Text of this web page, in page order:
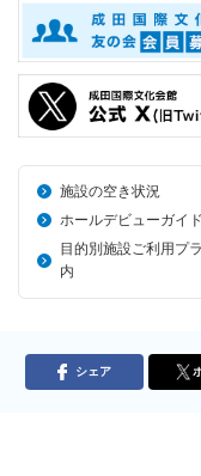
施設の空き状況
ホールデビューガイド
目的別施設ご利用プ
内
シェア